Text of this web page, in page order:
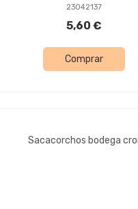
23042137
5,60 €
Comprar